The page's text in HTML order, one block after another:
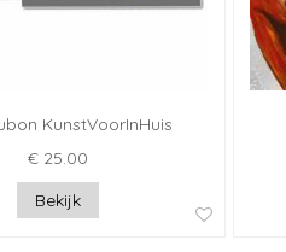
KunstVoorInHuis
€ 25.00
Bekijk